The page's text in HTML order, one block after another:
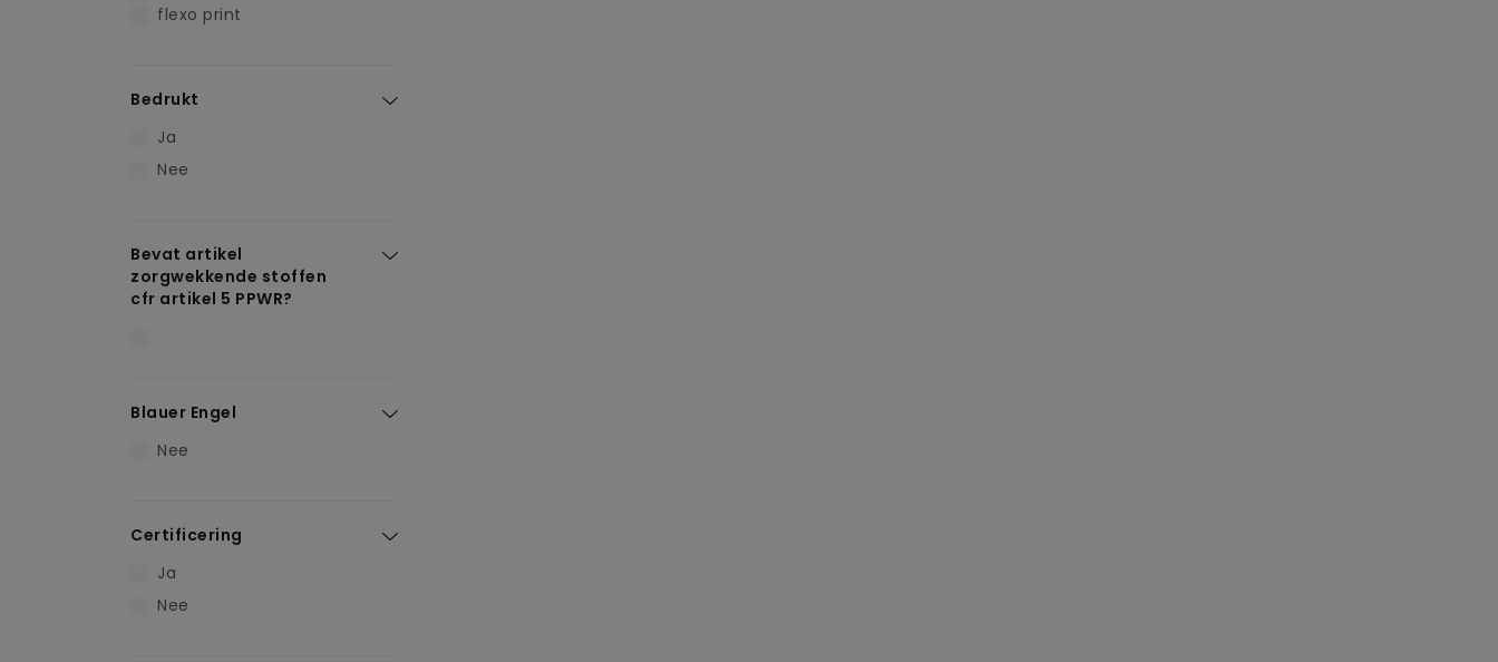
flexo print
Bedrukt
Ja
Nee
Bevat artikel
zorgwekkende stoffen
cfr artikel 5 PPWR?
Blauer Engel
Nee
Certificering
Ja
Nee